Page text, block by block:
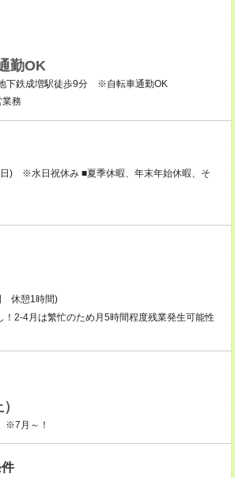
勤OK
下鉄成増駅徒歩9分 ※自転車通勤OK
務
日) ※水日祝休み ■夏季休暇、年末年始休暇、そ
休憩1時間)
！2-4月は繁忙のため月5時間程度残業発生可能性
※7月～！